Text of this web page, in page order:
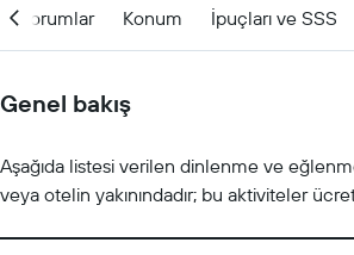
Yorumlar Konum İpuçları ve SSS
Genel bakış
Aşağıda listesi verilen dinlenme ve
veya otelin yakınındadır; bu aktiviteler